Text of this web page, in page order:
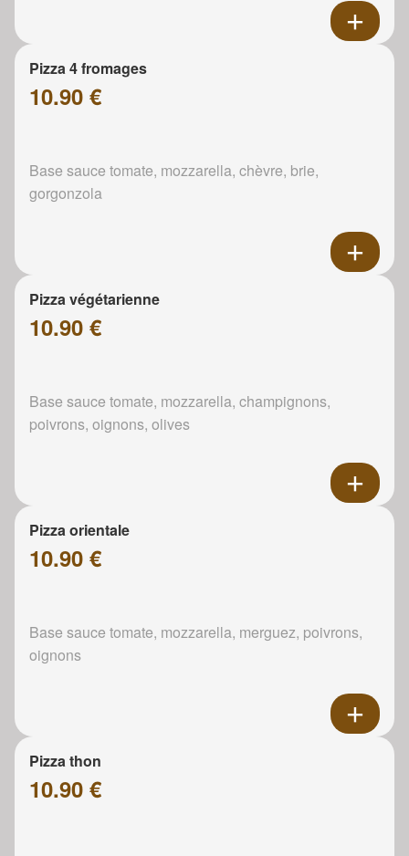
Pizza 4 fromages
10.90 €
Base sauce tomate, mozzarella, chèvre, brie,
gorgonzola
Pizza végétarienne
10.90 €
Base sauce tomate, mozzarella, champignons,
poivrons, oignons, olives
Pizza orientale
10.90 €
Base sauce tomate, mozzarella, merguez, poivrons,
oignons
Pizza thon
10.90 €